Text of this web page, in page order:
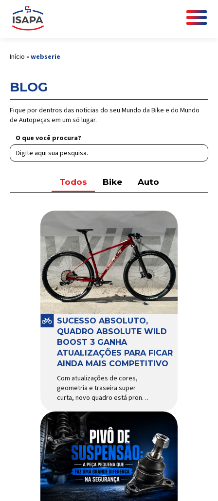
Início » webserie
BLOG
Fique por dentros das noticias do seu Mundo da Bike e do Mundo
de Autopeças em um só lugar.
O que você procura?
Todos Bike Auto
SUCESSO ABSOLUTO,
QUADRO ABSOLUTE WILD
BOOST 3 GANHA
ATUALIZAÇÕES PARA FICAR
AINDA MAIS COMPETITIVO
Com atualizações de cores,
geometria e traseira super
curta, novo quadro está pronto
modelos muito mais caros e
avançados Apresentado há
alguns anos, o quadro Wild
Boost se transformou em um
dos modelos aro 29” de maior
sucesso da Absolute. Indicado
para mountain bike cross-
country, trail leve e até uso […]